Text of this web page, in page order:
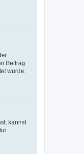
Beitrag
wurde.
kannst